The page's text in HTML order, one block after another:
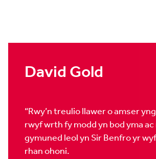
David Gold
“Rwy’n treulio llawer o amser
rwyf wrth fy modd yn bod yma
gymuned leol yn Sir Benfro yr
rhan ohoni.